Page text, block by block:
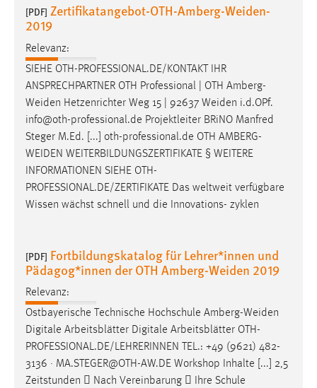
[PDF] Zertifikatangebot-OTH-Amberg-Weiden-
2019
Relevanz:
SIEHE OTH-PROFESSIONAL.DE/KONTAKT IHR
ANSPRECHPARTNER OTH Professional | OTH Amberg-
Weiden Hetzenrichter Weg 15 | 92637 Weiden i.d.OPf.
info@oth-professional.de Projektleiter BRiNO Manfred
Steger M.Ed. [...] oth-professional.de OTH AMBERG-
WEIDEN WEITERBILDUNGSZERTIFIKATE § WEITERE
INFORMATIONEN SIEHE OTH-
PROFESSIONAL.DE/ZERTIFIKATE Das weltweit verfügbare
Wissen wächst schnell und die Innovations- zyklen
[PDF] Fortbildungskatalog für Lehrer*innen und
Pädagog*innen der OTH Amberg-Weiden 2019
Relevanz:
Ostbayerische Technische Hochschule Amberg-Weiden
Digitale Arbeitsblätter Digitale Arbeitsblätter OTH-
PROFESSIONAL.DE/LEHRERINNEN TEL.: +49 (9621) 482-
3136 · MA.STEGER@OTH-AW.DE Workshop Inhalte [...] 2,5
Zeitstunden  Nach Vereinbarung  Ihre Schule